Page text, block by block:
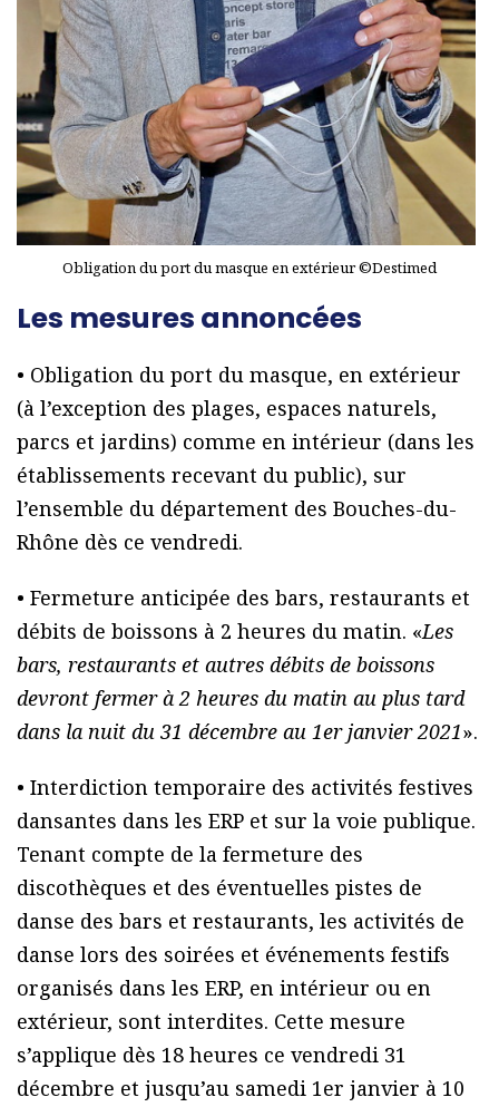
Obligation du port du masque en extérieur ©Destimed
Les mesures annoncées
• Obligation du port du masque, en extérieur
(à l’exception des plages, espaces naturels,
parcs et jardins) comme en intérieur (dans les
établissements recevant du public), sur
l’ensemble du département des Bouches-du-
Rhône dès ce vendredi.
• Fermeture anticipée des bars, restaurants et
débits de boissons à 2 heures du matin. «Les
bars, restaurants et autres débits de boissons
devront fermer à 2 heures du matin au plus tard
dans la nuit du 31 décembre au 1er janvier 2021».
• Interdiction temporaire des activités festives
dansantes dans les ERP et sur la voie publique.
Tenant compte de la fermeture des
discothèques et des éventuelles pistes de
danse des bars et restaurants, les activités de
danse lors des soirées et événements festifs
organisés dans les ERP, en intérieur ou en
extérieur, sont interdites. Cette mesure
s’applique dès 18 heures ce vendredi 31
décembre et jusqu’au samedi 1er janvier à 10